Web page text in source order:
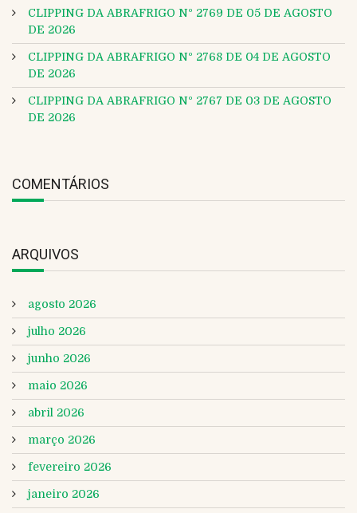
CLIPPING DA ABRAFRIGO Nº 2769 DE 05 DE AGOSTO
DE 2026
CLIPPING DA ABRAFRIGO Nº 2768 DE 04 DE AGOSTO
DE 2026
CLIPPING DA ABRAFRIGO Nº 2767 DE 03 DE AGOSTO
DE 2026
COMENTÁRIOS
ARQUIVOS
agosto 2026
julho 2026
junho 2026
maio 2026
abril 2026
março 2026
fevereiro 2026
janeiro 2026